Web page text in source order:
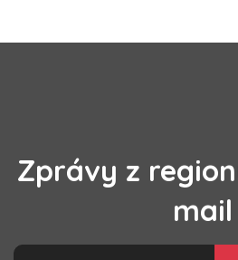
Zprávy z
mail